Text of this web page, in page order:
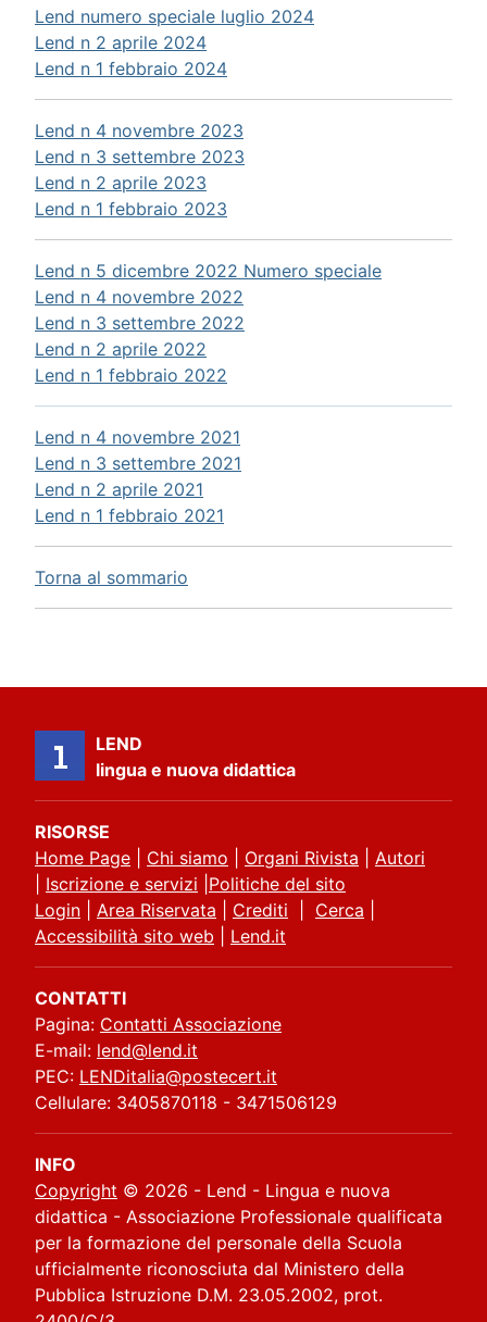
Lend numero speciale luglio 2024
Lend n 2 aprile 2024
Lend n 1 febbraio 2024
Lend n 4 novembre 2023
Lend n 3 settembre 2023
Lend n 2 aprile 2023
Lend n 1 febbraio 2023
Lend n 5 dicembre 2022 Numero speciale
Lend n 4 novembre 2022
Lend n 3 settembre 2022
Lend n 2 aprile 2022
Lend n 1 febbraio 2022
Lend n 4 novembre 2021
Lend n 3 settembre 2021
Lend n 2 aprile 2021
Lend n 1 febbraio 2021
Torna al sommario
LEND
lingua e nuova didattica
RISORSE
Home Page
Chi siamo Organi Rivista
Autori
Iscrizione e servizi Politiche del sito
Login
Area Riservata Crediti Cerca
Accessibilità sito web
Lend.it
CONTATTI
Pagina: Contatti Associazione
E-mail: lend@lend.it
PEC: LENDitalia@postecert.it
Cellulare: 3405870118 - 3471506129
INFO
Copyright © 2026 - Lend - Lingua e nuova
didattica - Associazione Professionale qualificata
per la formazione del personale della Scuola
ufficialmente riconosciuta dal Ministero della
Pubblica Istruzione D.M. 23.05.2002, prot.